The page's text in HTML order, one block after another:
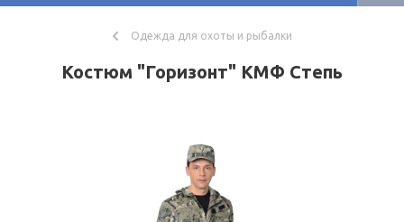
Одежда для охоты и рыбалки
Костюм "Горизонт" КМФ Степь